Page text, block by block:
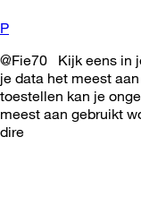
P
@Fie70 Kijk eens in
je data het meest
toestellen kan je
meest aan gebruikt
dire